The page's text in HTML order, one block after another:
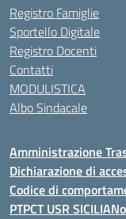
Registro Famiglie
Sportello Digitale
Registro Docenti
Contatti
MODULISTICA
Albo Sindacale
Amministrazione
Dichiarazione di
Codice di
PTPCT USR SICILIA